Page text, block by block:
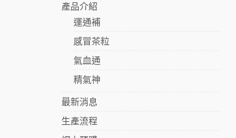
產品介紹
運通補
感冒茶粒
氣血通
精氣神
最新消息
生產流程